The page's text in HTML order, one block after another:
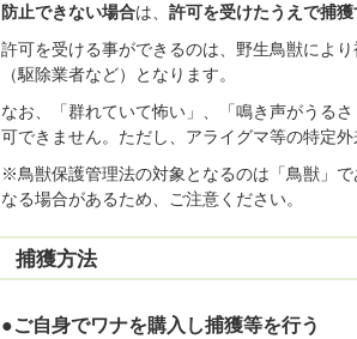
防止できない場合は、 許可を受けたうえで捕獲
許可を受ける事ができるのは、野生鳥獣によ
（駆除業者など）となります。
なお、「群れていて怖い」、「鳴き声がうる
可できません。ただし、アライグマ等の特定
※鳥獣保護管理法の対象となるのは「鳥獣」
なる場合があるため、ご注意ください。
捕獲方法
●ご自身でワナを購入し捕獲等を行う